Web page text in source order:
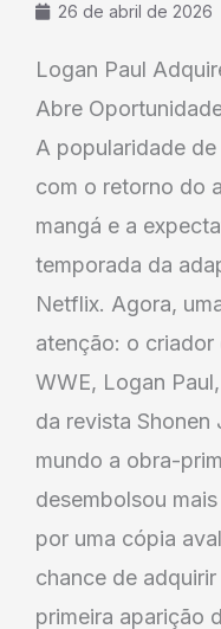
26 de abril de 2026
Logan Paul
Abre
A popularidade
com o retorno do
mangá e a
temporada da
Netflix. Agora,
atenção: o
WWE, Logan
da revista Shonen
mundo a obra-
desembolsou
por uma cópia
chance de
primeira aparição